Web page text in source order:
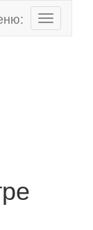
Toggle
navigation